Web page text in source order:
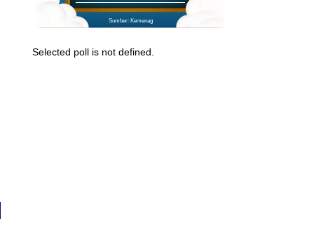
Sumber: Kemenag
Selected poll is not defined.